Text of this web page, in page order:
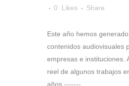
0
Likes Share
Este año hemos
contenidos audiovisuales
empresas e instituciones.
reel de algunos trabajos
años -------